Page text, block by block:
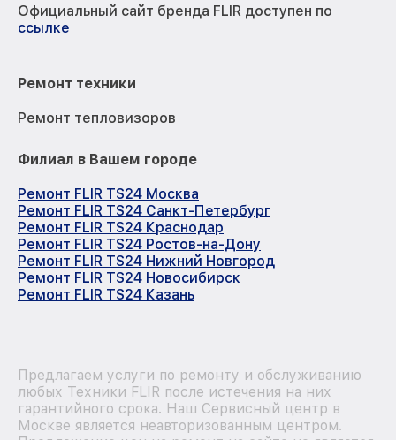
Официальный сайт бренда FLIR доступен по
ссылке
Ремонт техники
Ремонт тепловизоров
Филиал в Вашем городе
Ремонт FLIR TS24 Москва
Ремонт FLIR TS24 Санкт-Петербург
Ремонт FLIR TS24 Краснодар
Ремонт FLIR TS24 Ростов-на-Дону
Ремонт FLIR TS24 Нижний Новгород
Ремонт FLIR TS24 Новосибирск
Ремонт FLIR TS24 Казань
Предлагаем услуги по ремонту и обслуживанию
любых Техники FLIR после истечения на них
гарантийного срока. Наш Сервисный центр в
Москве является неавторизованным центром.